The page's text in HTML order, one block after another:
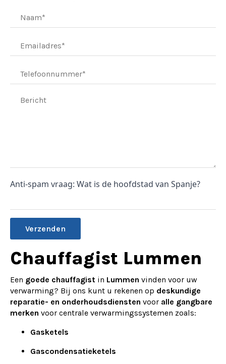
Anti-spam vraag: Wat is de hoofdstad van Spanje?
Alternative:
Chauffagist Lummen
Een goede chauffagist in Lummen vinden voor uw
verwarming? Bij ons kunt u rekenen op deskundige
reparatie- en onderhoudsdiensten voor alle gangbare
merken voor centrale verwarmingssystemen zoals:
Gasketels
Gascondensatieketels